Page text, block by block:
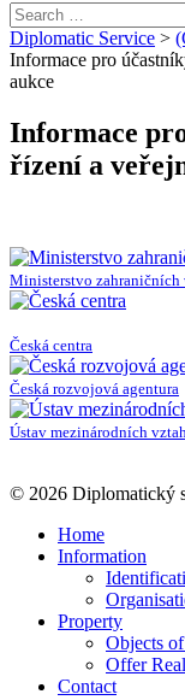
Search
for:
Diplomatic Service >
Informace pro
aukce
Informace
řízení a
Ministerstvo
Česká centra
Česká rozvojová agentura
Ústav mezinárodních
© 2026 Diplomatický
Home
Information
Property
Objects
Offer
Contact